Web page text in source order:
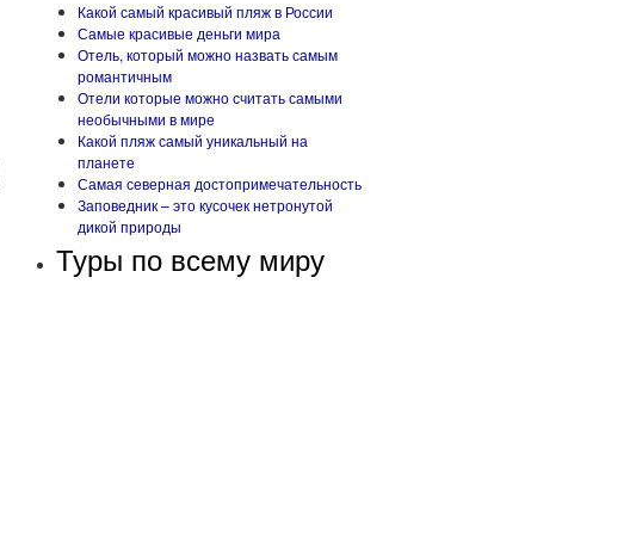
Какой самый красивый пляж в России
Самые красивые деньги мира
Отель, который можно назвать самым
романтичным
Отели которые можно считать самыми
необычными в мире
Какой пляж самый уникальный на
планете
Самая северная достопримечательность
Заповедник – это кусочек нетронутой
дикой природы
Туры по всему миру